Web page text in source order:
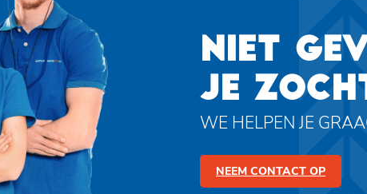
NIET
JE
WE HELPEN JE
NEEM CONTACT OP